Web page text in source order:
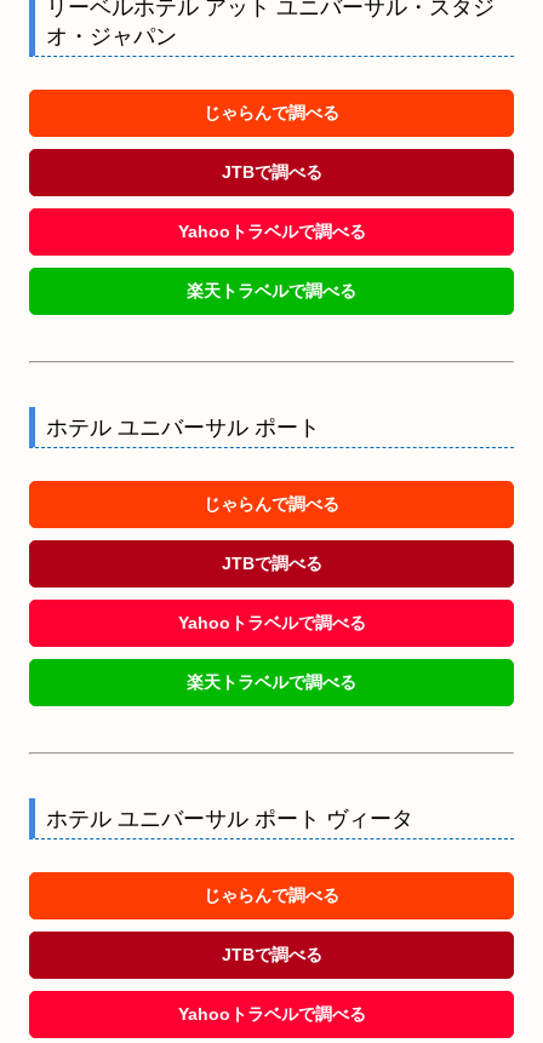
リーベルホテル アット ユニバーサル・スタジ
オ・ジャパン
じゃらんで調べる
JTBで調べる
Yahooトラベルで調べる
楽天トラベルで調べる
ホテル ユニバーサル ポート
じゃらんで調べる
JTBで調べる
Yahooトラベルで調べる
楽天トラベルで調べる
ホテル ユニバーサル ポート ヴィータ
じゃらんで調べる
JTBで調べる
Yahooトラベルで調べる